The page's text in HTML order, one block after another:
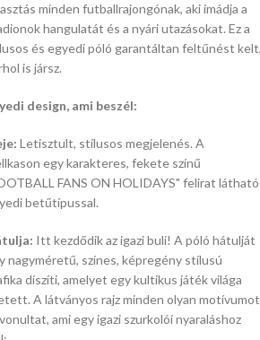
minden futballrajongónak, aki imádja a
hangulatát és a nyári utazásokat. Ez a
és egyedi póló garantáltan feltűnést kelt,
is jársz.
design, ami beszél:
Letisztult, stílusos megjelenés. A
egy karakteres, fekete színű
FANS ON HOLIDAYS" felirat látható
betűtípussal.
Itt kezdődik az igazi buli! A póló hátulját
nagyméretű, színes, képregény stílusú
díszíti, amelyet egy kultikus játék világa
A látványos rajz minden olyan motívumot
ami egy igazi szurkolói nyaraláshoz